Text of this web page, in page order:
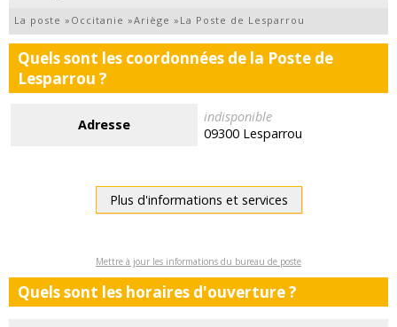
La poste » Occitanie »Ariège » La Poste de Lesparrou
Quels sont les coordonnées de la Poste de
Lesparrou ?
Adresse
indisponible
09300 Lesparrou
Plus d'informations et services
Mettre à jour les informations du bureau de poste
Quels sont les horaires d'ouverture ?